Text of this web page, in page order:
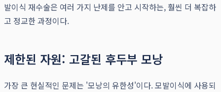
발이식 재수술은 여러 가지 난제를 안고 시작하는, 훨씬 더 복잡하
고 정교한 과정이다.
제한된 자원: 고갈된 후두부 모낭
가장 큰 현실적인 문제는 '모낭의 유한성'이다. 모발이식에 사용되